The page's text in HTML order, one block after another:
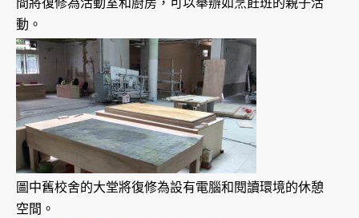
動。
圖中舊校舍的大堂將復修為設有電腦和閱讀環境的休憩
空間。